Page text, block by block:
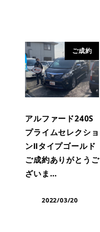
ご成約
アルファード240S
プライムセレクショ
ンⅡタイプゴールド
ご成約ありがとうご
ざいま…
2022/03/20